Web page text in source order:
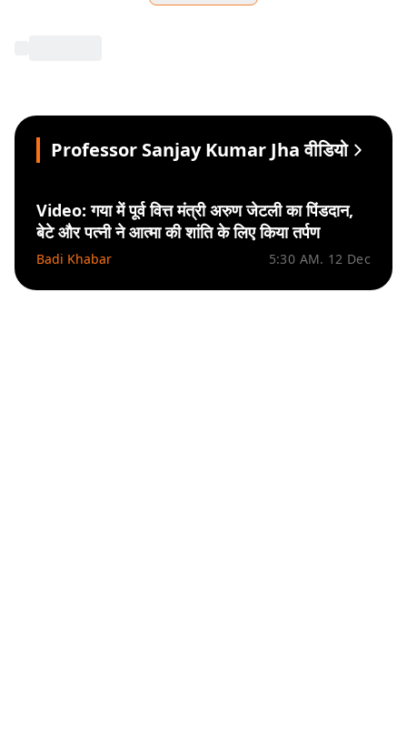
Professor Sanjay Kumar Jha वीडियो
Video: गया में पूर्व वित्त मंत्री अरुण जेटली का पिंडदान,
बेटे और पत्नी ने आत्मा की शांति के लिए किया तर्पण
Badi Khabar 5:30 AM. 12 Dec